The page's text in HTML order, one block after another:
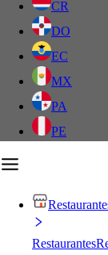
CR
DO
EC
MX
PA
PE
Restaurantes